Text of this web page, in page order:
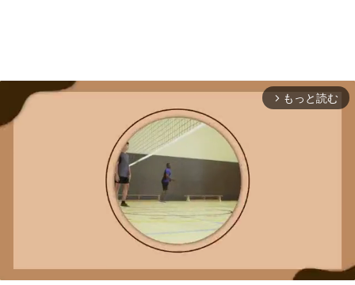
arrow_forward_ios もっと読む